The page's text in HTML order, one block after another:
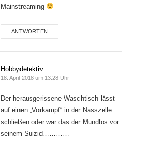
Mainstreaming
ANTWORTEN
Hobbydetektiv
18. April 2018 um 13:28 Uhr
Der herausgerissene Waschtisch lässt
auf einen „Vorkampf“ in der Nasszelle
schließen oder war das der Mundlos vor
seinem Suizid…………